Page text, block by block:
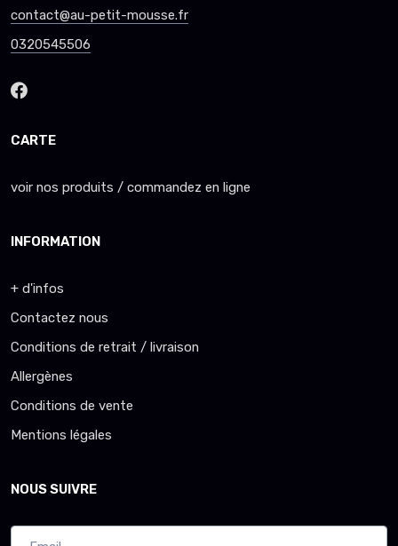
contact@au-petit-mousse.fr
0320545506
CARTE
voir nos produits / commandez en ligne
INFORMATION
+ d'infos
Contactez nous
Conditions de retrait / livraison
Allergènes
Conditions de vente
Mentions légales
NOUS SUIVRE